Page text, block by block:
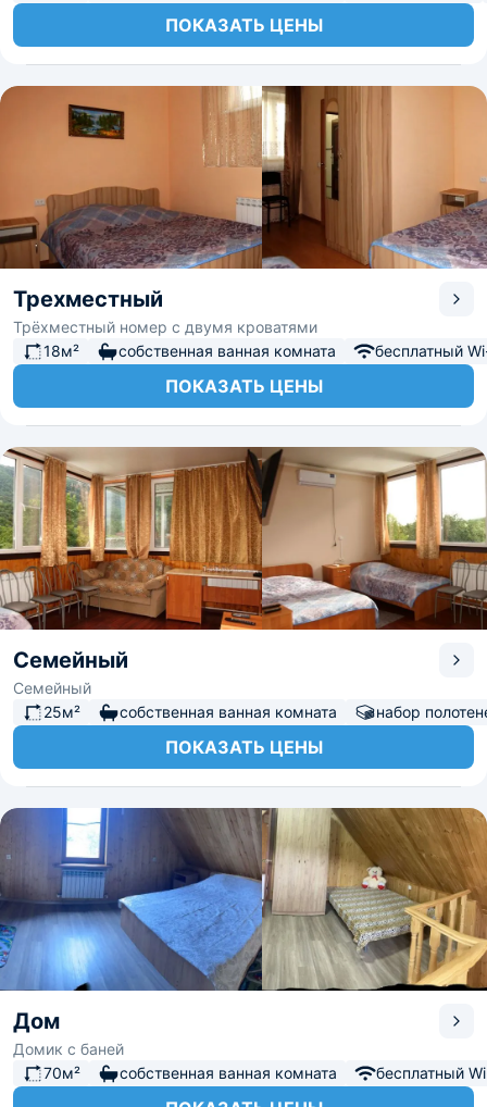
ПОКАЗАТЬ ЦЕНЫ
Трехместный
Трёхместный номер с двумя кроватями
18м²
собственная ванная комната бесплатный
ПОКАЗАТЬ ЦЕНЫ
Семейный
Семейный
25м²
собственная ванная комната набор
ПОКАЗАТЬ ЦЕНЫ
Дом
Домик с баней
70м²
собственная ванная комната бесплатный